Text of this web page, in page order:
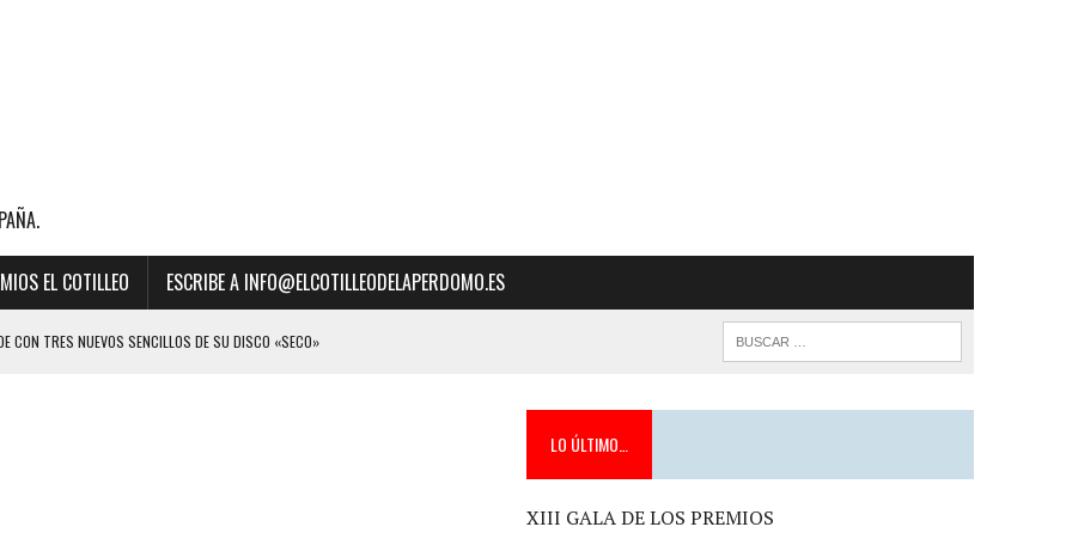
EL COTILLEO ESCRIBE A INFO@ELCOTILLEODELAPERDOMO.ES
CON TRES NUEVOS SENCILLOS DE SU DISCO «SECO»
DE LA MÚSICA 2023 A “MEJOR CANCIÓN LATINA” POR SU ÉXITO
LO ÚLTIMO…
XIII GALA DE LOS PREMIOS